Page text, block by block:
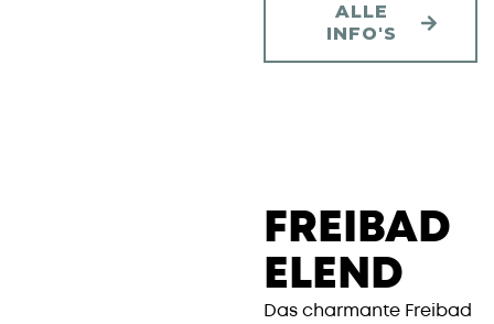
ALLE
INFO'S
FREIBAD
ELEND
Das charmante Freibad